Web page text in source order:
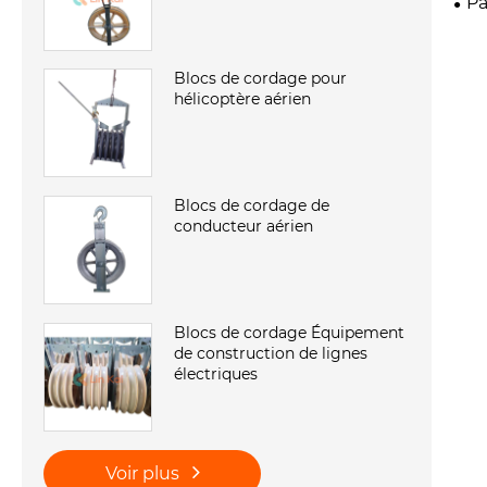
Blocs de cordage pour
hélicoptère aérien
Blocs de cordage de
conducteur aérien
Blocs de cordage Équipement
de construction de lignes
électriques
Voir plus